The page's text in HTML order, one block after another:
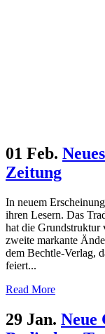
01 Feb.
Zeitung
In neuem
ihren Lesern. Das
hat die Grundstruktur
zweite markante
dem Bechtle-Verlag,
feiert...
Read More
29 Jan. Neue